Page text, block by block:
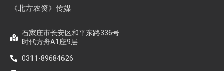
《北方农资》传媒
石家庄市长安区和平东路336号
时代方舟A1座9层
0311-89684626